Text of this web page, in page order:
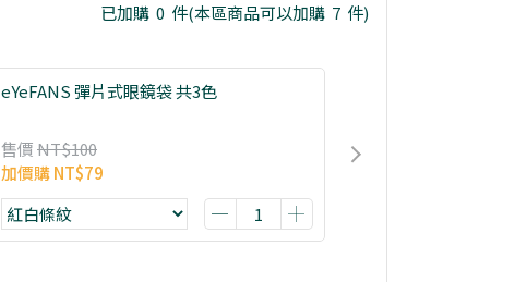
已加購 0 件(本區商品可以加購 7 件)
eYeFANS 彈片式眼鏡袋 共3色
售價NT$100
加價購NT$79